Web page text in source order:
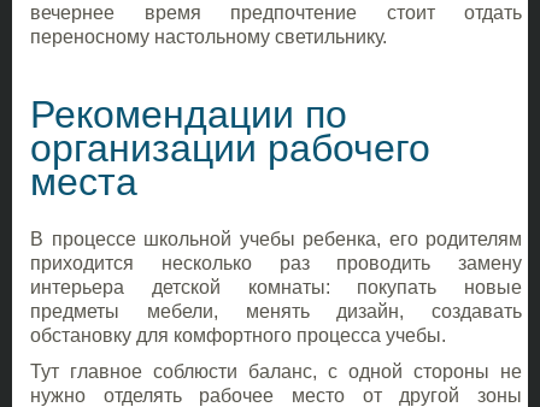
вечернее время предпочтение стоит отдать
переносному настольному светильнику.
Рекомендации по
организации рабочего
места
В процессе школьной учебы ребенка, его родителям
приходится несколько раз проводить замену
интерьера детской комнаты: покупать новые
предметы мебели, менять дизайн, создавать
обстановку для комфортного процесса учебы.
Тут главное соблюсти баланс, с одной стороны не
нужно отделять рабочее место от другой зоны